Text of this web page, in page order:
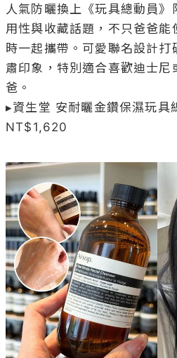
人氣防曬換上《玩具總動員
用性與收藏話題，不只爸爸能
時一起攜帶。可愛聯名設計打
肅印象，特別適合喜歡迪士尼
爸。
▸資生堂 安耐曬金鑽保濕玩具
NT$1,620